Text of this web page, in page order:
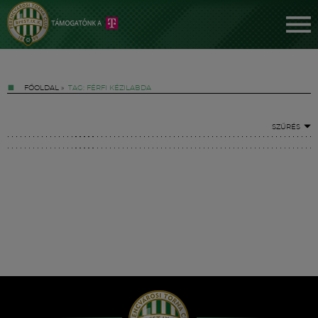
FŐOLDAL » TAG: FÉRFI KÉZILABDA
SZŰRÉS
Hírek